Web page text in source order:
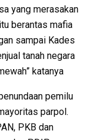
yang merasakan
berantas mafia
sampai Kades
tanah negara
katanya
pemilu
parpol.
PKB dan